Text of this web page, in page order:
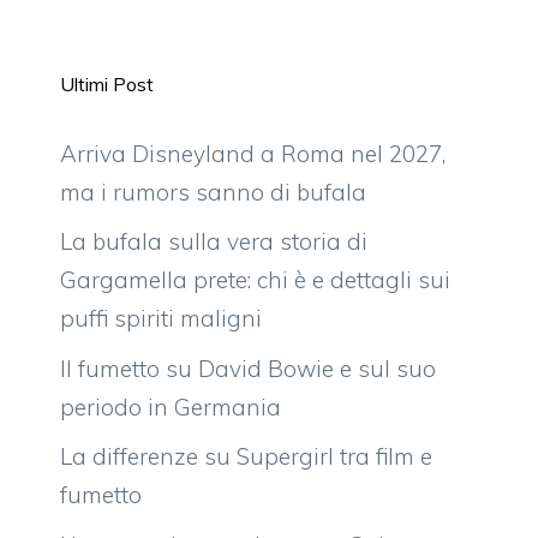
Ultimi Post
Arriva Disneyland a Roma nel 2027,
ma i rumors sanno di bufala
La bufala sulla vera storia di
Gargamella prete: chi è e dettagli sui
puffi spiriti maligni
Il fumetto su David Bowie e sul suo
periodo in Germania
La differenze su Supergirl tra film e
fumetto